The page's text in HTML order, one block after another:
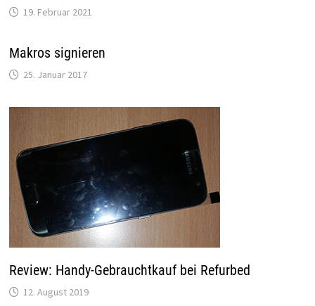
19. Februar 2021
Makros signieren
25. Januar 2017
Review: Handy-Gebrauchtkauf bei Refurbed
12. August 2019